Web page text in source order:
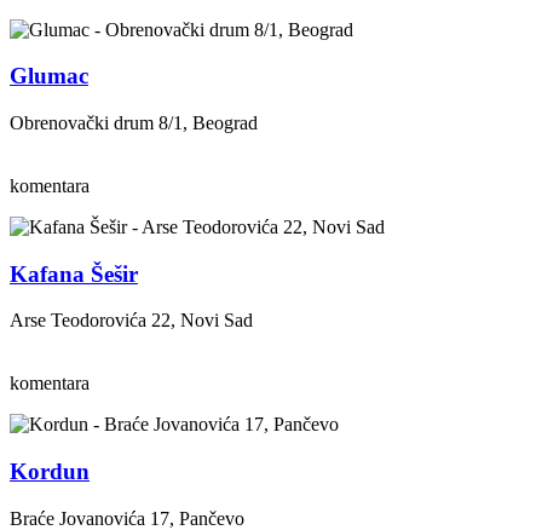
Glumac
Obrenovački drum 8/1, Beograd
komentara
Kafana Šešir
Arse Teodorovića 22, Novi Sad
komentara
Kordun
Braće Jovanovića 17, Pančevo